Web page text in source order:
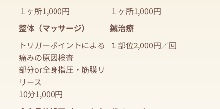
１ヶ所1,000円
１ヶ所1,000円
整体（マッサージ）
トリガーポイントによる
痛みの原因検査
部分or全身指圧・筋膜リ
リース
10分1,000円
鍼治療
１部位2,000円／回